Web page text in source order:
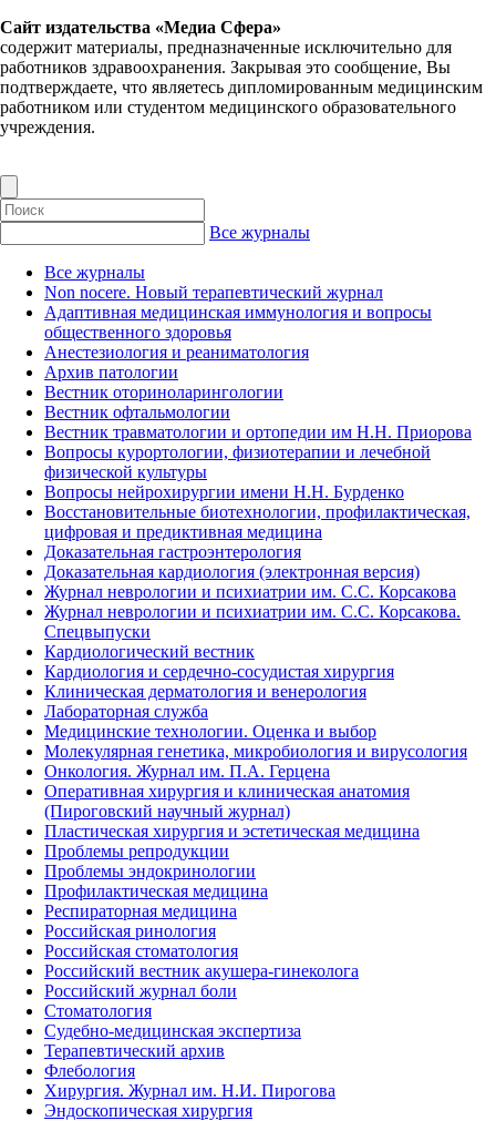
Сайт издательства «Медиа Сфера»
содержит материалы, предназначенные исключительно для
работников здравоохранения. Закрывая это сообщение, Вы
подтверждаете, что являетесь дипломированным медицинским
работником или студентом медицинского образовательного
учреждения.
Все журналы
Все журналы
Non nocere. Новый терапевтический журнал
Адаптивная медицинская иммунология и вопросы
общественного здоровья
Анестезиология и реаниматология
Архив патологии
Вестник оториноларингологии
Вестник офтальмологии
Вестник травматологии и ортопедии им Н.Н. Приорова
Вопросы курортологии, физиотерапии и лечебной
физической культуры
Вопросы нейрохирургии имени Н.Н. Бурденко
Восстановительные биотехнологии, профилактическая,
цифровая и предиктивная медицина
Доказательная гастроэнтерология
Доказательная кардиология (электронная версия)
Журнал неврологии и психиатрии им. С.С. Корсакова
Журнал неврологии и психиатрии им. С.С. Корсакова.
Спецвыпуски
Кардиологический вестник
Кардиология и сердечно-сосудистая хирургия
Клиническая дерматология и венерология
Лабораторная служба
Медицинские технологии. Оценка и выбор
Молекулярная генетика, микробиология и вирусология
Онкология. Журнал им. П.А. Герцена
Оперативная хирургия и клиническая анатомия
(Пироговский научный журнал)
Пластическая хирургия и эстетическая медицина
Проблемы репродукции
Проблемы эндокринологии
Профилактическая медицина
Респираторная медицина
Российская ринология
Российская стоматология
Российский вестник акушера-гинеколога
Российский журнал боли
Стоматология
Судебно-медицинская экспертиза
Терапевтический архив
Флебология
Хирургия. Журнал им. Н.И. Пирогова
Эндоскопическая хирургия